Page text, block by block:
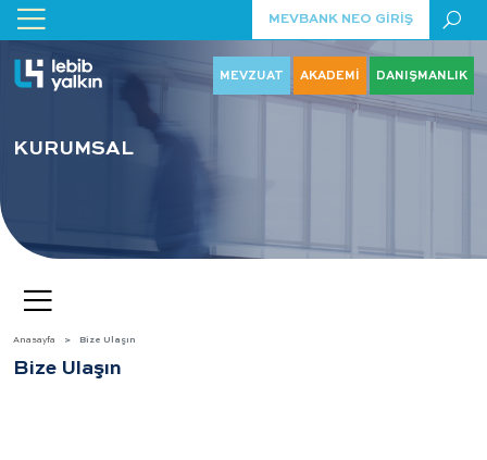
MEVBANK NEO GİRİŞ
MEVZUAT AKADEMİ DANIŞMANLIK
KURUMSAL
Anasayfa Bize Ulaşın
Bize Ulaşın